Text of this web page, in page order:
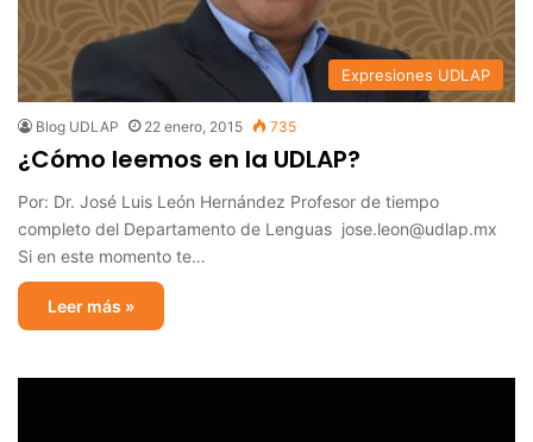
Expresiones UDLAP
Blog UDLAP 22 enero, 2015 735
¿Cómo leemos en la UDLAP?
Por: Dr. José Luis León Hernández Profesor de tiempo
completo del Departamento de Lenguas jose.leon@udlap.mx
Si en este momento te…
Leer más »